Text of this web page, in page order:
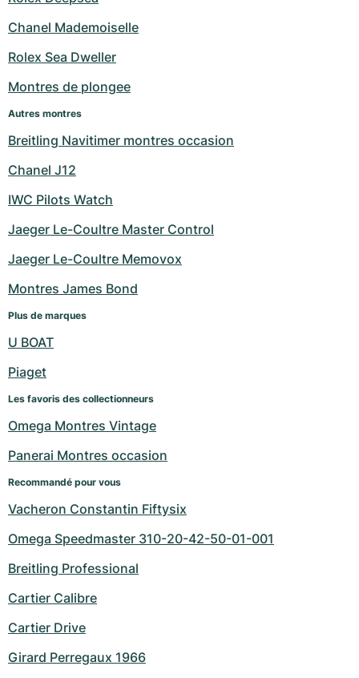
Milgauss
Oyster Perpetual
Yacht-Master
Yacht-Master II
Sea-Dweller
Montres pour femmes
Ronde
Rotonde
Pasha
Tortue
Roadster
Montres d'occasion
Professional
Bentley
Cockpit
Chronospace
Montbrillant
Montres d'occasion
Formula 1
Grand Carrera
Montres d'occasion
Montres pour femmes
Portofino
Portugieser
Aquatimer
Spitfire
Montres d'occasion
Spirit of Big Bang
King Power
Montres d'occasion
Chanel Mademoiselle
Rolex Sea Dweller
Montres de plongee
Autres montres
Breitling Navitimer montres occasion
Chanel J12
IWC Pilots Watch
Jaeger Le-Coultre Master Control
Jaeger Le-Coultre Memovox
Montres James Bond
Plus de marques
U BOAT
Piaget
Les favoris des collectionneurs
Omega Montres Vintage
Panerai Montres occasion
Recommandé pour vous
Vacheron Constantin Fiftysix
Omega Speedmaster 310-20-42-50-01-001
Breitling Professional
Cartier Calibre
Cartier Drive
Girard Perregaux 1966